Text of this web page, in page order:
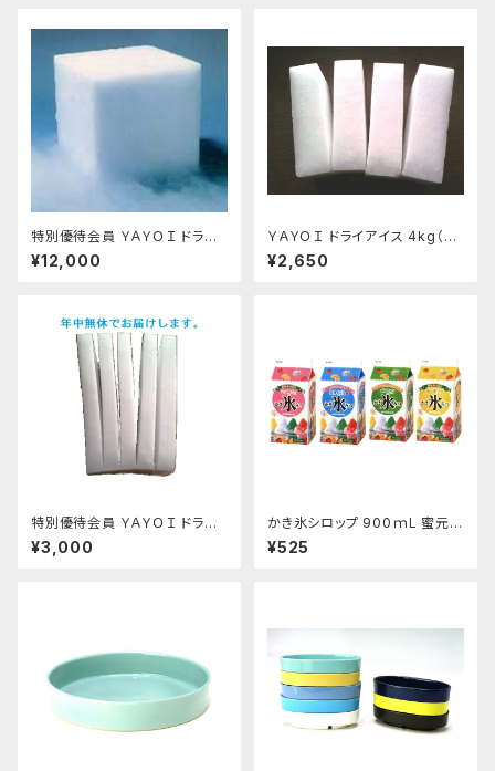
特別優待会員 ＹＡＹＯＩ ドライ
アイス 25ｋｇ
¥12,000
ＹＡＹＯＩ ドライアイス 4kg（出
荷時5kg弱）
¥2,650
特別優待会員 ＹＡＹＯＩ ドライ
アイス 5kg（出荷時6kg弱）
おすすめ
¥3,000
かき氷シロップ 900ｍL 蜜元研
究所製
¥525